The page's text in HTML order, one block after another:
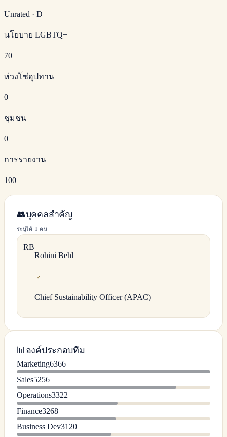
Unrated · D
นโยบาย LGBTQ+
70
ห่วงโซ่อุปทาน
0
ชุมชน
0
การรายงาน
100
👥บุคคลสำคัญ
ระบุได้ 1 คน
RB
Rohini Behl
✓
Chief Sustainability Officer (APAC)
📊 องค์ประกอบทีม
Marketing6366
Sales5256
Operations3322
Finance3268
Business Dev3120